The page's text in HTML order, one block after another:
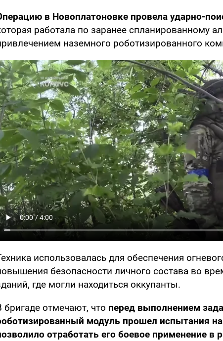
в Новоплатоновке провела ударно-
работала по заранее спланированному
наземного роботизированного
использовалась для обеспечения
безопасности личного состава во
где могли находиться оккупанты.
бригаде отмечают, что перед выполнением
модуль прошел испытания на
отработать его боевое применение в